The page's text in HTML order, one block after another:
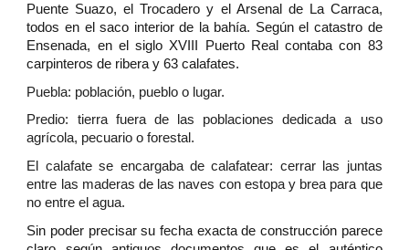
Puente Suazo, el Trocadero y el Arsenal de La Carraca,
todos en el saco interior de la bahía. Según el catastro de
Ensenada, en el siglo XVIII Puerto Real contaba con 83
carpinteros de ribera y 63 calafates.
Puebla: población, pueblo o lugar.
Predio: tierra fuera de las poblaciones dedicada a uso
agrícola, pecuario o forestal.
El calafate se encargaba de calafatear: cerrar las juntas
entre las maderas de las naves con estopa y brea para que
no entre el agua.
Sin poder precisar su fecha exacta de construcción parece